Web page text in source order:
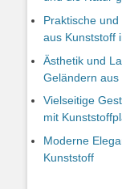
Praktische
aus Kunststoff
Ästhetik und
Geländern aus
Vielseitige
mit
Moderne
Kunststoff